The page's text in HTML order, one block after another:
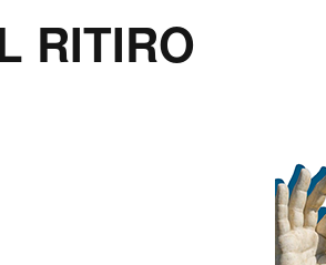
RITIRO